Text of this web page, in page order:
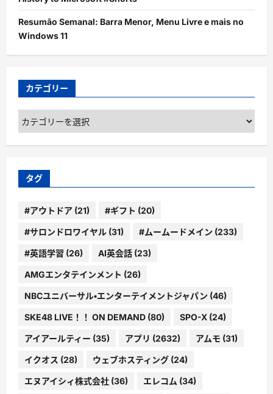
Resumão Semanal: Barra Menor, Menu Livre e mais no
Windows 11
カテゴリー
カ
テ
ゴ
ー
タグ
#アウトドア (21) #ギフト (20)
#サロンドロワイヤル (31) #ムームードメイン (233)
#英語学習 (26) AI英会話 (23)
AMGエンタテインメント (26)
NBCユニバーサル・エンターテイメントジャパン (46)
SKE48 LIVE！！ ON DEMAND (80) SPO-X (24)
アイアールティー (35) アプリ (2632) アムモ (31)
イクオス (28) ウェブホスティング (24)
エヌアイシィ株式会社 (36) エレコム (34)